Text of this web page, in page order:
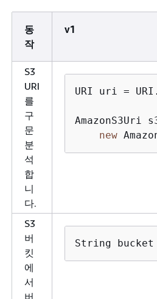
동
작
v1
S3
URI
를
구
문
분
석
합
니
다.
URI uri =
AmazonS3Uri
new
S3
버
킷
에
서
버
String